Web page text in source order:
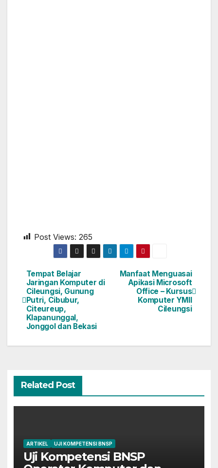
Post Views: 265
Manfaat Menguasai
Apikasi Microsoft
Office – Kursus
Komputer YMII
Cileungsi
Tempat Belajar
Jaringan Komputer di
Cileungsi, Gunung
Putri, Cibubur,
Citeureup,
Klapanunggal,
Jonggol dan Bekasi
Related Post
ARTIKEL UJI KOMPETENSI BNSP
Uji Kompetensi BNSP